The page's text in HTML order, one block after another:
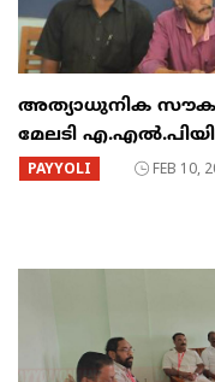
അത്യാധുനിക
മേലടി
PAYYOLI FEB 10,